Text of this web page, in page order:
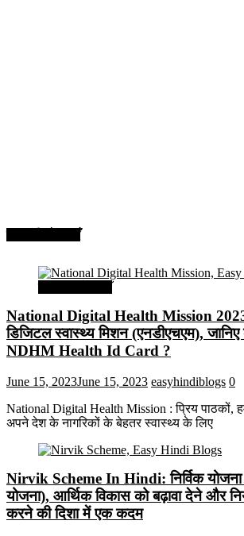
National Digital Health Mission 2023:
डिजिटल स्वास्थ्य मिशन (एनडीएचएम),
NDHM Health Id Card ?
June 15, 2023June 15, 2023 easyhindiblogs 0
National Digital Health Mission : प्रिय पाठकों,
अपने देश के नागरिकों के बेहतर स्वास्थ्य के लिए
Nirvik Scheme In Hindi: निर्विक योजना
योजना), आर्थिक विकास को बढ़ावा देने और
करने की दिशा में एक कदम